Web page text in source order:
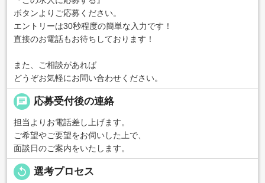
ボタンよりご応募ください。
エントリーは30秒程度の簡単な入力です！
直接のお電話もお待ちしております！
また、ご相談があれば
どうぞお気軽にお問い合わせください。
chat 応募受付後の連絡
担当よりお電話差し上げます。
ご希望やご要望をお伺いした上で、
面談日のご案内をいたします。
replay 選考プロセス